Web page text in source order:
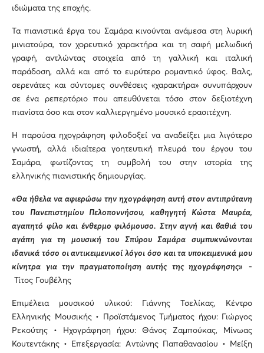
ιδιώματα της εποχής.
Τα πιανιστικά έργα του Σαμάρα κινούνται ανάμεσα στη λυρική
μινιατούρα, τον χορευτικό χαρακτήρα και τη σαφή μελωδική
γραφή, αντλώντας στοιχεία από τη γαλλική και ιταλική
παράδοση, αλλά και από το ευρύτερο ρομαντικό ύφος. Βαλς,
σερενάτες και σύντομες συνθέσεις «χαρακτήρα» συνυπάρχουν
σε ένα ρεπερτόριο που απευθύνεται τόσο στον δεξιοτέχνη
πιανίστα όσο και στον καλλιεργημένο μουσικό ερασιτέχνη.
Η παρούσα ηχογράφηση φιλοδοξεί να αναδείξει μια λιγότερο
γνωστή, αλλά ιδιαίτερα γοητευτική πλευρά του έργου του
Σαμάρα, φωτίζοντας τη συμβολή του στην ιστορία της
ελληνικής πιανιστικής δημιουργίας.
«Θα ήθελα να αφιερώσω την ηχογράφηση αυτή στον αντιπρύτανη
του Πανεπιστημίου Πελοποννήσου, καθηγητή Κώστα Μαυρέα,
αγαπητό φίλο και ένθερμο φιλόμουσο. Στην αγνή και βαθιά του
αγάπη για τη μουσική του Σπύρου Σαμάρα συμπυκνώνονται
ιδανικά τόσο οι αντικειμενικοί λόγοι όσο και τα υποκειμενικά μου
κίνητρα για την πραγματοποίηση αυτής της ηχογράφησης»
-
Τίτος Γουβέλης
Επιμέλεια μουσικού υλικού: Γιάννης Τσελίκας, Κέντρο
Ελληνικής Μουσικής • Προϊστάμενος Τμήματος ήχου: Γιώργος
Ρεκούτης • Ηχογράφηση ήχου: Θάνος Ζαμπούκας, Μίνωας
Κουτεντάκης • Επεξεργασία: Αντώνης Παπαθανασίου • Μείξη